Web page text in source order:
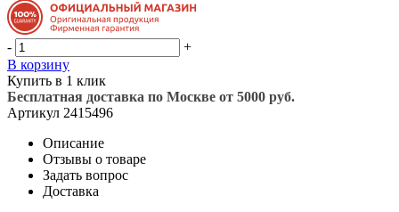
-
+
В корзину
Купить в 1 клик
Бесплатная доставка по Москве от 5000 руб.
Артикул 2415496
Описание
Отзывы о товаре
Задать вопрос
Доставка